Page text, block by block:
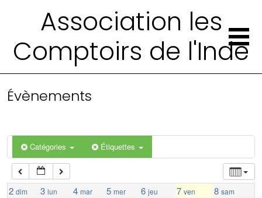
Association les
Comptoirs de l'Inde
Évènements
Catégories Étiquettes
2 dim 3 lun 4 mar 5 mer 6 jeu 7 ven 8 sam
3 h 00 min
6 h 00 min
7 h 00 min